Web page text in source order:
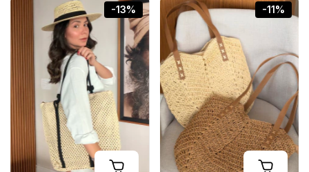
-13% -11%